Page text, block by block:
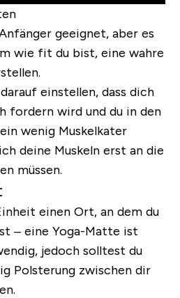
geeignet, aber es
wie fit du bist, eine wahre
einstellen, dass dich
fordern wird und du in den
wenig Muskelkater
deine Muskeln erst an die
müssen.
einen Ort, an dem du
– eine Yoga-Matte ist
jedoch solltest du
Polsterung zwischen dir